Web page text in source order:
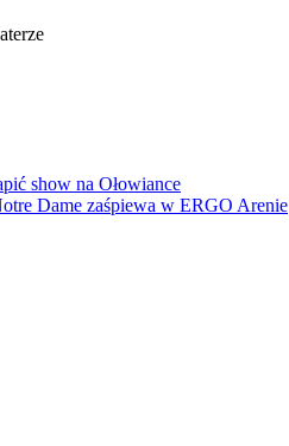
show na Ołowiance
Dame zaśpiewa w ERGO Arenie